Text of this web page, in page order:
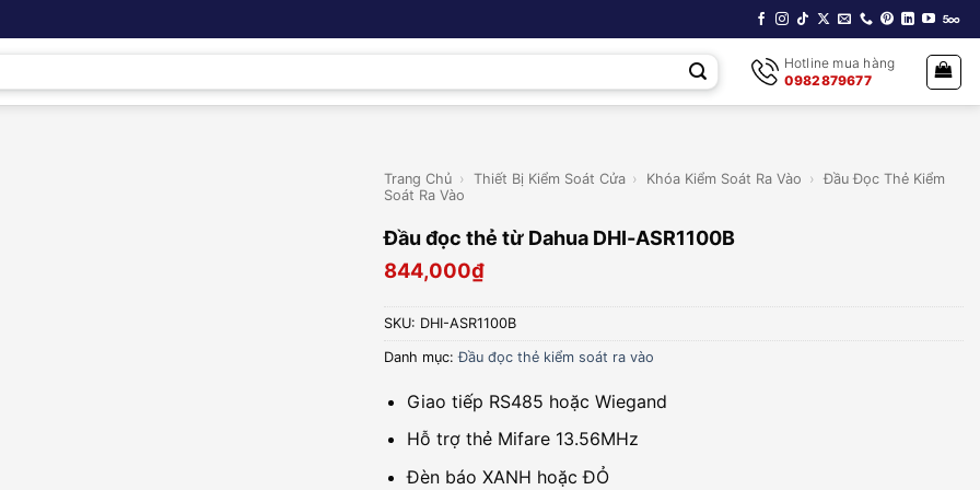
Hotline mua hàng
0982879677
Trang Chủ › Thiết Bị Kiểm Soát Cửa › Khóa Kiểm Soát Ra Vào › Đầu Đọc Thẻ Kiểm
Soát Ra Vào
Đầu đọc thẻ từ Dahua DHI-ASR1100B
844,000₫
SKU: DHI-ASR1100B
Danh mục:Đầu đọc thẻ kiểm soát ra vào
Giao tiếp RS485 hoặc Wiegand
Hỗ trợ thẻ Mifare 13.56MHz
Đèn báo XANH hoặc ĐỎ